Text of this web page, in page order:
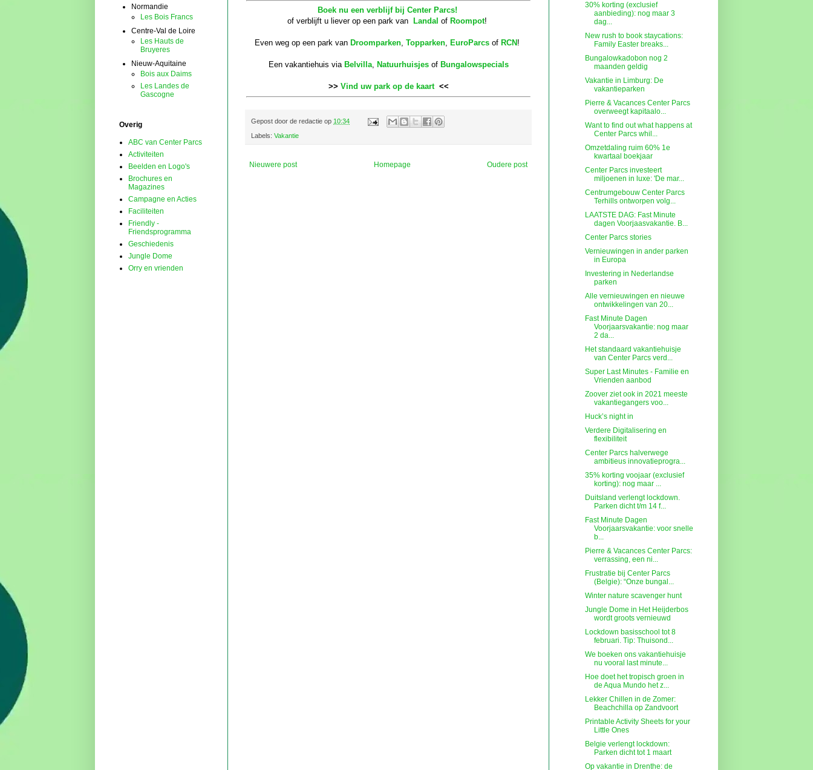
Boek nu een verblijf bij Center Parcs!
of verblijft u liever op een park van
Landal of Roompot!
Even weg op een park van Droomparken, Topparken, EuroParcs of RCN !
Een vakantiehuis via Belvilla, Natuurhuisjesof Bungalowspecials
>> Vind uw park op de kaart<<
Gepost door de redactie op 10:34
Labels: Vakantie
Nieuwere post Oudere post
Homepage
Normandie
Les Bois Francs
Centre-Val de Loire
Les Hauts de
Bruyeres
Nieuw-Aquitaine
Bois aux Daims
Les Landes de
Gascogne
Overig
ABC van Center Parcs
Activiteiten
Beelden en Logo's
Brochures en
Magazines
Campagne en Acties
Faciliteiten
Friendly -
Friendsprogramma
Geschiedenis
Jungle Dome
Orry en vrienden
30% korting (exclusief
aanbieding): nog maar 3
dag...
New rush to book staycations:
Family Easter breaks...
Bungalowkadobon nog 2
maanden geldig
Vakantie in Limburg: De
vakantieparken
Pierre & Vacances Center Parcs
overweegt kapitaalo...
Want to find out what happens at
Center Parcs whil...
Omzetdaling ruim 60% 1e
kwartaal boekjaar
Center Parcs investeert
miljoenen in luxe: 'De mar...
Centrumgebouw Center Parcs
Terhills ontworpen volg...
LAATSTE DAG: Fast Minute
dagen Voorjaasvakantie. B...
Center Parcs stories
Vernieuwingen in ander parken
in Europa
Investering in Nederlandse
parken
Alle vernieuwingen en nieuwe
ontwikkelingen van 20...
Fast Minute Dagen
Voorjaarsvakantie: nog maar
2 da...
Het standaard vakantiehuisje
van Center Parcs verd...
Super Last Minutes - Familie en
Vrienden aanbod
Zoover ziet ook in 2021 meeste
vakantiegangers voo...
Huck’s night in
Verdere Digitalisering en
flexibiliteit
Center Parcs halverwege
ambitieus innovatieprogra...
35% korting voojaar (exclusief
korting): nog maar ...
Duitsland verlengt lockdown.
Parken dicht t/m 14 f...
Fast Minute Dagen
Voorjaarsvakantie: voor snelle
b...
Pierre & Vacances Center Parcs:
verrassing, een ni...
Frustratie bij Center Parcs
(Belgie): “Onze bungal...
Winter nature scavenger hunt
Jungle Dome in Het Heijderbos
wordt groots vernieuwd
Lockdown basisschool tot 8
februari. Tip: Thuisond...
We boeken ons vakantiehuisje
nu vooral last minute...
Hoe doet het tropisch groen in
de Aqua Mundo het z...
Lekker Chillen in de Zomer:
Beachchilla op Zandvoort
Printable Activity Sheets for your
Little Ones
Belgie verlengt lockdown:
Parken dicht tot 1 maart
Op vakantie in Drenthe: de